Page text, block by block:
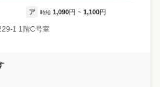
ア 時給 1,090円 ~ 1,100円
1 1階C号室